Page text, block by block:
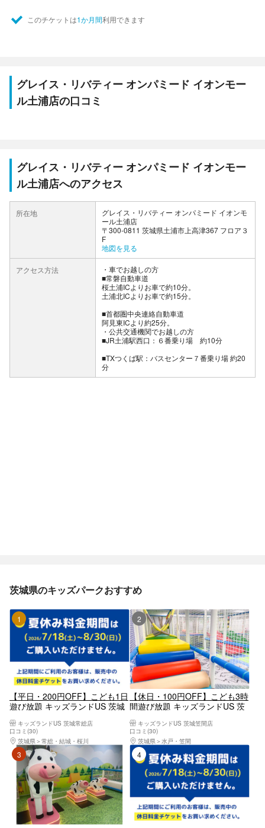
このチケットは1か月間利用できます
グレイス・リバティー オンパミード イオンモー
ル土浦店の口コミ
グレイス・リバティー オンパミード イオンモー
ル土浦店へのアクセス
所在地
グレイス・リバティー オンパミード イオンモ
ール土浦店
〒300-0811 茨城県土浦市上高津367 フロア３
F
地図を見る
アクセス方法
車でお越しの方
■常磐自動車道
桜土浦ICよりお車で約10分。
土浦北ICよりお車で約15分。
■首都圏中央連絡自動車道
阿見東ICより約25分。
公共交通機関でお越しの方
■JR土浦駅西口：６番乗り場 約10分
■TXつくば駅：バスセンター７番乗り場 約20
分
茨城県のキッズパークおすすめ
1位
【平日・200円OFF】こども1日
遊び放題 キッズランドUS 茨城
キッズランドUS 茨城常総店
口コミ(30)
茨城県
常総・結城・桜川
2位
【休日・100円OFF】こども3時
間遊び放題 キッズランドUS 茨
キッズランドUS 茨城笠間店
口コミ(30)
茨城県
水戸・笠間
3位 4位